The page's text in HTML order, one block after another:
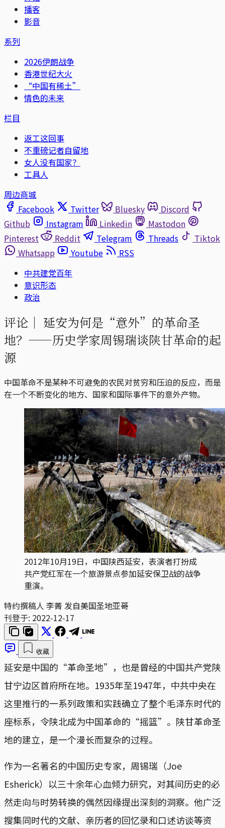
播客
影音
系列
2026伊朗战争
香港世纪大火
“中国有稀土”
情色的未来
栏目
返工这回事
不重磅记者自留地
女人没有国家？
工具人
周边商城
Facebook
Twitter Bluesky
Discord
Github
Instagram Linkedin
Mastodon
Pinterest
Reddit Telegram Threads
Tiktok
Whatsapp
Youtube
RSS
中共建党百年
意识形态
政治
评论｜ 延安为何是“意外”的革命圣
地？——历史学家周锡瑞谈陕甘革命的起
源
中国革命不是某种不可避免的农民对贫穷和压迫的反应，而是
在一个不断变化的地方、国家和国际事件下的意外产物。
2012年10月19日，中国陕西延安，表演者打扮成
共产党红军在一个旅游景点参加延安保卫战的战争
重演。
特约撰稿人 李菁 发自美国圣地亚哥
刊登于: 2022-12-17
收藏
延安是中国的“革命圣地”，也是曾经的中国共产党陕
甘宁边区首府所在地。1935年至1947年，中共中央在
这里推行的一系列政策和实践确立了整个毛泽东时代的
座标系，令陕北成为中国革命的“摇篮”。陕甘革命圣
地的建立，是一个漫长而复杂的过程。
作为一名著名的中国历史专家，周锡瑞（Joe
Esherick）以三十余年心血倾力研究，对其间历史的必
然走向与时势转换的偶然因缘提出深刻的洞察。他广泛
搜集同时代的文献、亲历者的回忆录和口述访谈等资